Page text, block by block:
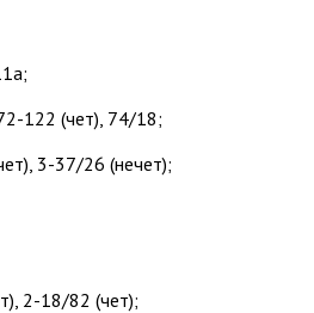
122 (чет), 74/18;
3-37/26 (нечет);
2-18/82 (чет);